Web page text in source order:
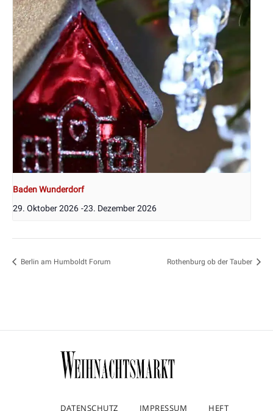
Baden Wunderdorf
29. Oktober 2026 -23. Dezember 2026
Berlin am Humboldt Forum Rothenburg ob der Tauber
DATENSCHUTZ IMPRESSUM HEFT